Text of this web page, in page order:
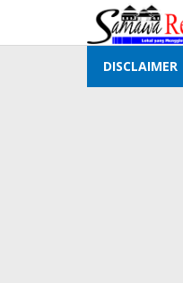
konten
DISCLAIMER